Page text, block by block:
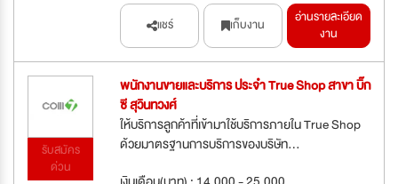
แชร์ เก็บงาน
อ่านรายละเอียด
งาน
รับสมัคร
ด่วน
พนักงานขายและบริการ ประจำ True Shop สาขา บิ๊ก
ซี สุวินทวงศ์
ให้บริการลูกค้าที่เข้ามาใช้บริการภายใน True Shop
ด้วยมาตรฐานการบริการของบริษัท...